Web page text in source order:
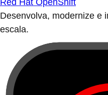
Red Hat OpenShift
Desenvolva, modernize e
escala.